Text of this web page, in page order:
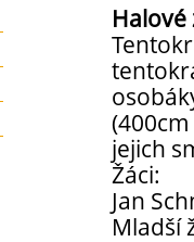
Halové
jejich
Žáci:
Jan
Mladší